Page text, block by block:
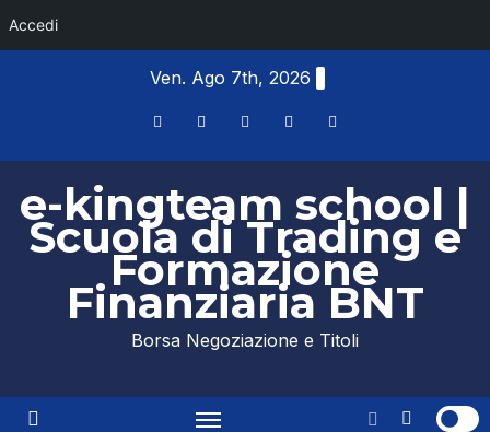
Accedi
Ven. Ago 7th, 2026
e-kingteam school |
Scuola di Trading e
Formazione
Finanziaria BNT
Borsa Negoziazione e Titoli